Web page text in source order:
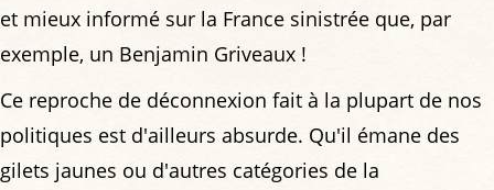
et mieux informé sur la France sinistrée que, par
exemple, un Benjamin Griveaux !
Ce reproche de déconnexion fait à la plupart de nos
politiques est d'ailleurs absurde. Qu'il émane des
gilets jaunes ou d'autres catégories de la